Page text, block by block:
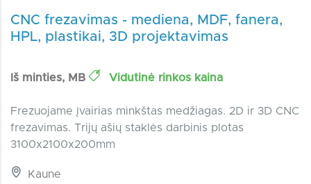
CNC frezavimas - mediena, MDF, fanera,
HPL, plastikai, 3D projektavimas
Iš minties, MB Vidutinė rinkos kaina
Frezuojame įvairias minkštas medžiagas. 2D ir 3D CNC
frezavimas. Trijų ašių staklės darbinis plotas
3100x2100x200mm
Kaune